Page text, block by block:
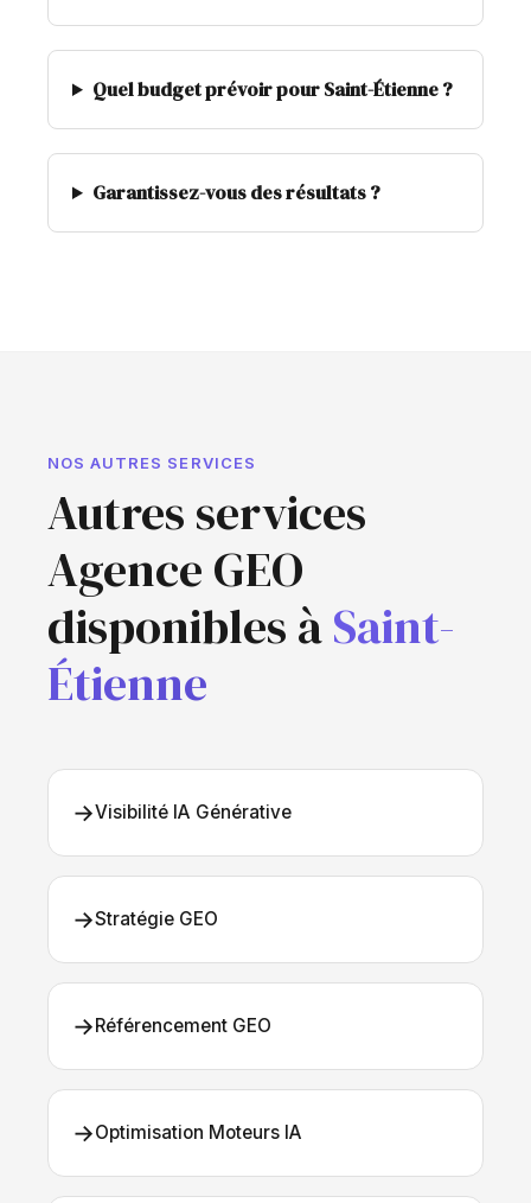
Quel budget prévoir pour Saint-Étienne ?
Garantissez-vous des résultats ?
NOS AUTRES SERVICES
Autres services
Agence GEO
disponibles àSaint-
Étienne
→Visibilité IA Générative
→Stratégie GEO
→Référencement GEO
→Optimisation Moteurs IA